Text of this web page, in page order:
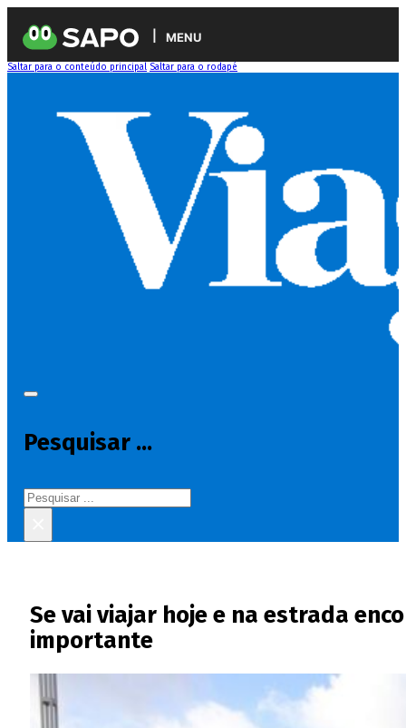
MENU
Saltar para o conteúdo principal Saltar para o rodapé
Pesquisar ...
Pesquisar
Se vai viajar hoje e na estrada
importante